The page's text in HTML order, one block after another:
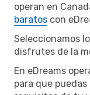
operan en
baratos con
Seleccionamos
disfrutes de la
En eDreams
para que